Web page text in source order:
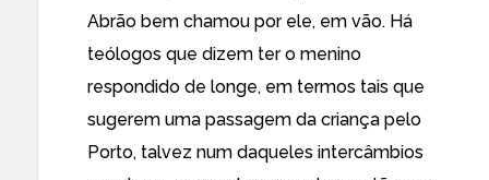
Abrão bem chamou por ele, em vão. Há
teólogos que dizem ter o menino
respondido de longe, em termos tais que
sugerem uma passagem da criança pelo
Porto, talvez num daqueles intercâmbios